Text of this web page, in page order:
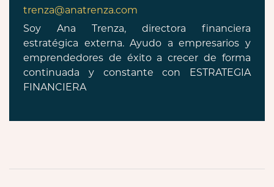
trenza@anatrenza.com
Soy Ana Trenza, directora financiera
estratégica externa. Ayudo a empresarios y
emprendedores de éxito a crecer de forma
continuada y constante con ESTRATEGIA
FINANCIERA